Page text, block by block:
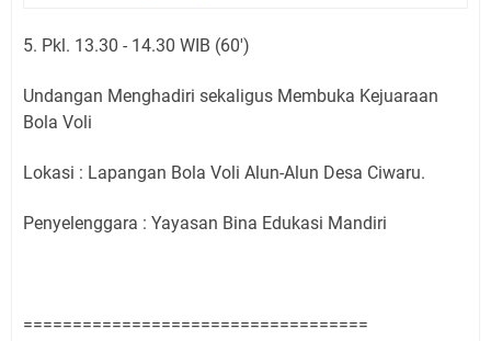
5. Pkl. 13.30 - 14.30 WIB (60')
Undangan Menghadiri sekaligus Membuka Kejuaraan
Bola Voli
Lokasi : Lapangan Bola Voli Alun-Alun Desa Ciwaru.
Penyelenggara : Yayasan Bina Edukasi Mandiri
===================================